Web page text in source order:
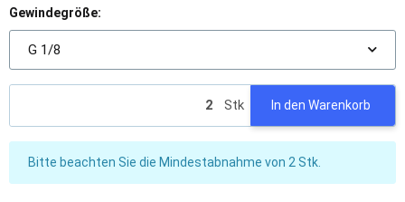
Gewindegröße:
G 1/8
Stk In den Warenkorb
x
Bitte beachten Sie die Mindestabnahme von 2 Stk.